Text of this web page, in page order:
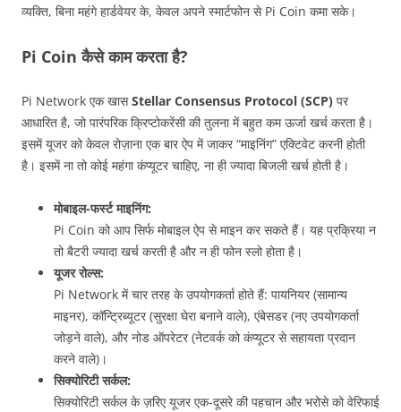
व्यक्ति, बिना महंगे हार्डवेयर के, केवल अपने स्मार्टफोन से Pi Coin कमा सके।
Pi Coin कैसे काम करता है?
Pi Network एक खासStellar Consensus Protocol (SCP) पर
आधारित है, जो पारंपरिक क्रिप्टोकरेंसी की तुलना में बहुत कम ऊर्जा खर्च करता है।
इसमें यूजर को केवल रोज़ाना एक बार ऐप में जाकर “माइनिंग” एक्टिवेट करनी होती
है। इसमें ना तो कोई महंगा कंप्यूटर चाहिए, ना ही ज्यादा बिजली खर्च होती है।
मोबाइल-फर्स्ट माइनिंग:
Pi Coin को आप सिर्फ मोबाइल ऐप से माइन कर सकते हैं। यह प्रक्रिया न
तो बैटरी ज्यादा खर्च करती है और न ही फोन स्लो होता है।
यूजर रोल्स:
Pi Network में चार तरह के उपयोगकर्ता होते हैं: पायनियर (सामान्य
माइनर), कॉन्ट्रिब्यूटर (सुरक्षा घेरा बनाने वाले), एंबेसडर (नए उपयोगकर्ता
जोड़ने वाले), और नोड ऑपरेटर (नेटवर्क को कंप्यूटर से सहायता प्रदान
करने वाले)।
सिक्योरिटी सर्कल:
सिक्योरिटी सर्कल के ज़रिए यूजर एक-दूसरे की पहचान और भरोसे को वेरिफाई